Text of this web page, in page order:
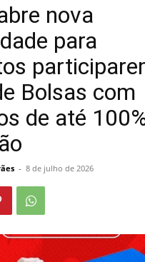
nova
para
Bolsas com
de até
- 8 de julho de 2026